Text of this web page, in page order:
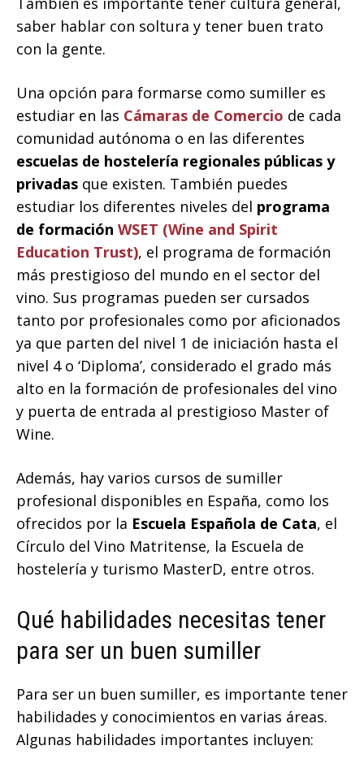
saber hablar con soltura y tener buen trato
con la gente.
Una opción para formarse como sumiller es
estudiar en las Cámaras de Comercio de cada
comunidad autónoma o en las diferentes
escuelas de hostelería regionales públicas y
privadas que existen. También puedes
estudiar los diferentes niveles del programa
de formación WSET (Wine and Spirit
Education Trust), el programa de formación
más prestigioso del mundo en el sector del
vino. Sus programas pueden ser cursados
tanto por profesionales como por aficionados
ya que parten del nivel 1 de iniciación hasta el
nivel 4 o ‘Diploma’, considerado el grado más
alto en la formación de profesionales del vino
y puerta de entrada al prestigioso Master of
Wine.
Además, hay varios cursos de sumiller
profesional disponibles en España, como los
ofrecidos por la Escuela Española de Cata, el
Círculo del Vino Matritense, la Escuela de
hostelería y turismo MasterD, entre otros.
Qué habilidades necesitas tener
para ser un buen sumiller
Para ser un buen sumiller, es importante tener
habilidades y conocimientos en varias áreas.
Algunas habilidades importantes incluyen: